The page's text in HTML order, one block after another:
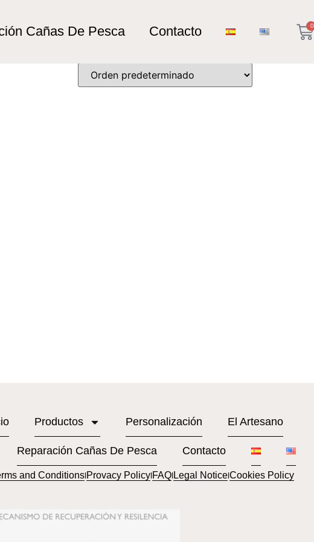
Cañas De Pesca Contacto 0
Productos Personalización El Artesano
Reparación Cañas De Pesca Contacto
and ConditionslProvacy PolicylFAQlLegal NoticelCookies Policy